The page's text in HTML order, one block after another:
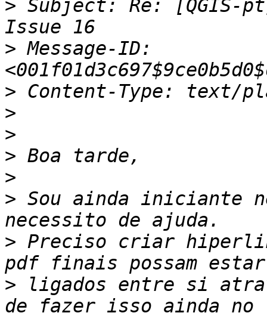
> Subject: Re: [QGIS-
> Message-ID:
>
>
>
>
>
> Sou ainda iniciante
> Preciso criar
> ligados entre si